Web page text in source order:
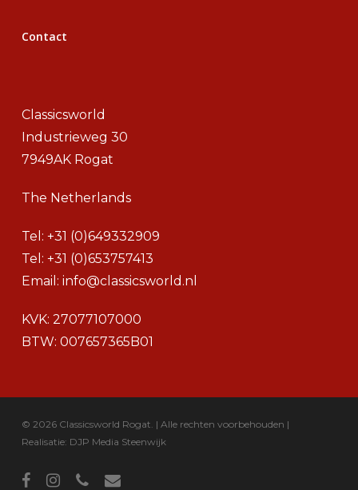
Contact
Classicsworld
Industrieweg 30
7949AK Rogat
The Netherlands
Tel: +31 (0)649332909
Tel: +31 (0)653757413
Email: info@classicsworld.nl
KVK: 27077107000
BTW: 007657365B01
© 2026 Classicsworld Rogat. | Alle rechten voorbehouden |
Realisatie: DJP Media Steenwijk
facebookinstagramphone email